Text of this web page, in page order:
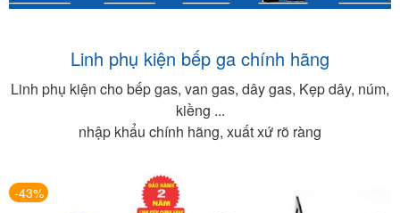
Linh phụ kiện bếp ga chính hãng
Linh phụ kiện cho bếp gas, van gas, dây gas, Kẹp dây, núm,
kiềng ...
nhập khẩu chính hãng, xuất xứ rõ ràng
-43%